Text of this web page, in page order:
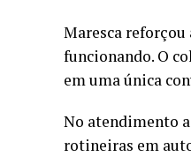
Maresca
funcionando. O
em uma única
No atendimento
rotineiras em